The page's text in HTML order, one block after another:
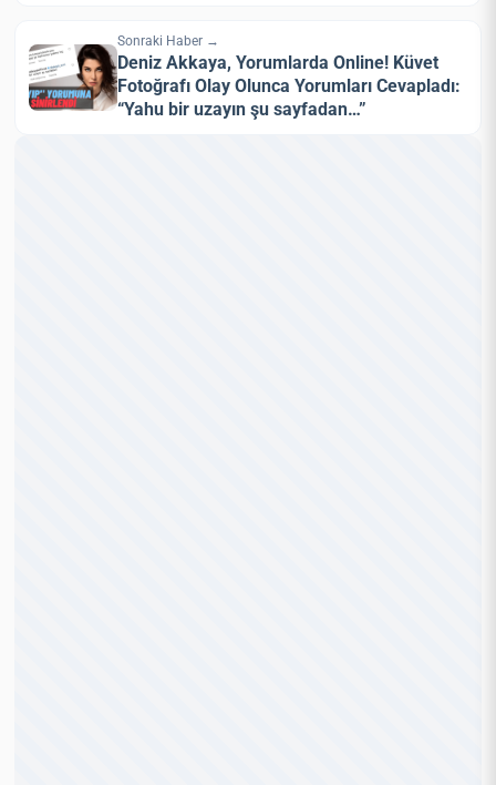
Sonraki Haber →
Deniz Akkaya, Yorumlarda Online! Küvet
Fotoğrafı Olay Olunca Yorumları Cevapladı:
“Yahu bir uzayın şu sayfadan…”